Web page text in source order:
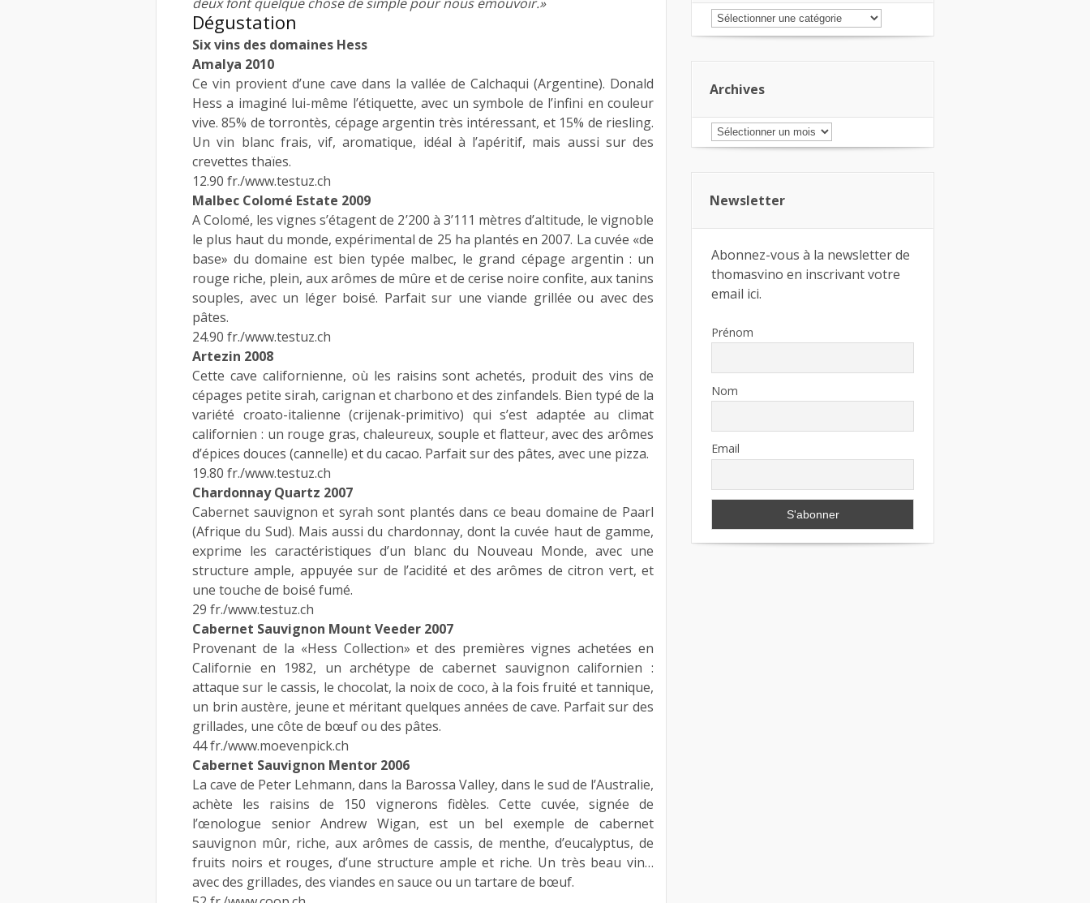
Dégustation
Six vins des domaines Hess
Amalya 2010
Ce vin provient d’une cave dans la vallée de Calchaqui (Argentine). Donald
Hess a imaginé lui-même l’étiquette, avec un symbole de l’infini en couleur
vive. 85% de torrontès, cépage argentin très intéressant, et 15% de riesling.
Un vin blanc frais, vif, aromatique, idéal à l’apéritif, mais aussi sur des
crevettes thaïes.
12.90 fr./www.testuz.ch
Malbec Colomé Estate 2009
A Colomé, les vignes s’étagent de 2’200 à 3’111 mètres d’altitude, le vignoble
le plus haut du monde, expérimental de 25 ha plantés en 2007. La cuvée «de
base» du domaine est bien typée malbec, le grand cépage argentin : un
rouge riche, plein, aux arômes de mûre et de cerise noire confite, aux tanins
souples, avec un léger boisé. Parfait sur une viande grillée ou avec des
pâtes.
24.90 fr./www.testuz.ch
Artezin 2008
Cette cave californienne, où les raisins sont achetés, produit des vins de
cépages petite sirah, carignan et charbono et des zinfandels. Bien typé de la
variété croato-italienne (crijenak-primitivo) qui s’est adaptée au climat
californien : un rouge gras, chaleureux, souple et flatteur, avec des arômes
d’épices douces (cannelle) et du cacao. Parfait sur des pâtes, avec une pizza.
19.80 fr./www.testuz.ch
Chardonnay Quartz 2007
Cabernet sauvignon et syrah sont plantés dans ce beau domaine de Paarl
(Afrique du Sud). Mais aussi du chardonnay, dont la cuvée haut de gamme,
exprime les caractéristiques d’un blanc du Nouveau Monde, avec une
structure ample, appuyée sur de l’acidité et des arômes de citron vert, et
une touche de boisé fumé.
29 fr./www.testuz.ch
Cabernet Sauvignon Mount Veeder 2007
Provenant de la «Hess Collection» et des premières vignes achetées en
Californie en 1982, un archétype de cabernet sauvignon californien :
attaque sur le cassis, le chocolat, la noix de coco, à la fois fruité et tannique,
un brin austère, jeune et méritant quelques années de cave. Parfait sur des
grillades, une côte de bœuf ou des pâtes.
44 fr./www.moevenpick.ch
Cabernet Sauvignon Mentor 2006
La cave de Peter Lehmann, dans la Barossa Valley, dans le sud de l’Australie,
achète les raisins de 150 vignerons fidèles. Cette cuvée, signée de
l’œnologue senior Andrew Wigan, est un bel exemple de cabernet
sauvignon mûr, riche, aux arômes de cassis, de menthe, d’eucalyptus, de
fruits noirs et rouges, d’une structure ample et riche. Un très beau vin…
avec des grillades, des viandes en sauce ou un tartare de bœuf.
Les
articles
Archives
Archives
Newsletter
Abonnez-vous à la newsletter de
thomasvino en inscrivant votre
email ici.
Prénom
Nom
Email